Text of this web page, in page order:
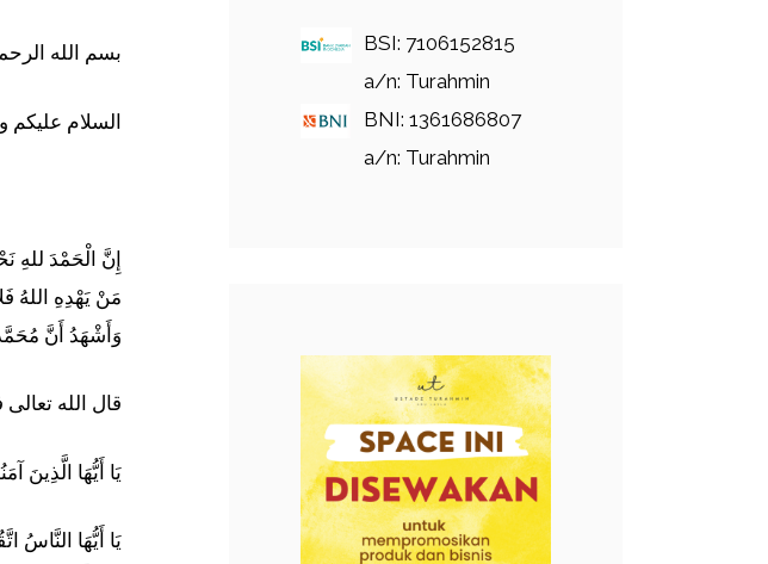
بسم الله
السلام عليكم
إِنَّ الْحَمْدَ للهِ
مَنْ يَهْدِهِ اللهُ
وَأَشْهَدُ أَنَّ
قال الله
يَا أَيُّهَا الَّذِينَ
يَا أَيُّهَا
BSI: 7106152815
a/n: Turahmin
BNI: 1361686807
a/n: Turahmin